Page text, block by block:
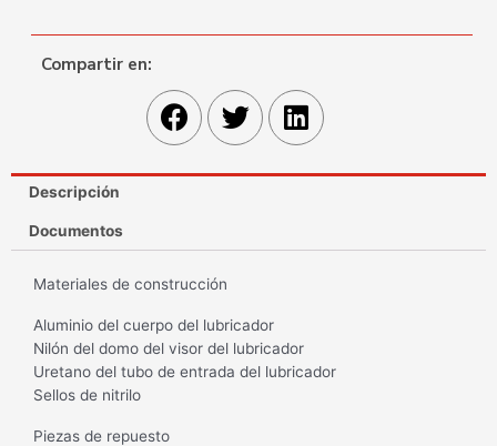
Compartir en:
Descripción
Documentos
Materiales de construcción
Aluminio del cuerpo del lubricador
Nilón del domo del visor del lubricador
Uretano del tubo de entrada del lubricador
Sellos de nitrilo
Piezas de repuesto